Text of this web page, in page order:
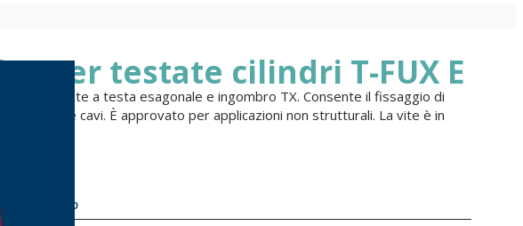
per testate cilindri T-FUX E
con vite a testa esagonale e ingombro TX. Consente il fissaggio di
solidi e cavi. È approvato per applicazioni non strutturali. La vite è in
+ info